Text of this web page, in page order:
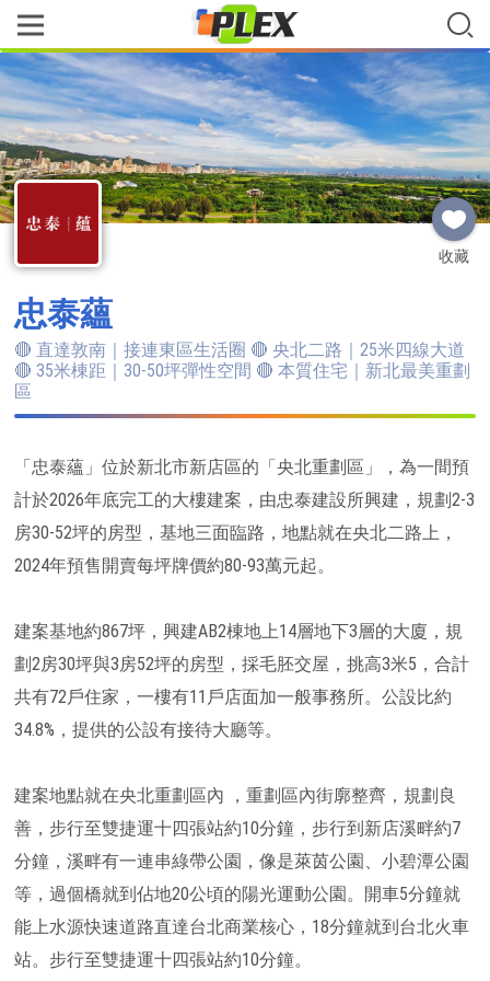
收藏
忠泰蘊
🔴 直達敦南｜接連東區生活圈 🔴 央北二路｜25米四線大道
🔴 35米棟距｜30-50坪彈性空間 🔴 本質住宅｜新北最美重劃
區
「忠泰蘊」位於新北市新店區的「央北重劃區」，為一間預
計於2026年底完工的大樓建案，由忠泰建設所興建，規劃2-3
房30-52坪的房型，基地三面臨路，地點就在央北二路上，
2024年預售開賣每坪牌價約80-93萬元起。
建案基地約867坪，興建AB2棟地上14層地下3層的大廈，規
劃2房30坪與3房52坪的房型，採毛胚交屋，挑高3米5，合計
共有72戶住家，一樓有11戶店面加一般事務所。公設比約
34.8%，提供的公設有接待大廳等。
建案地點就在央北重劃區內 ，重劃區內街廓整齊，規劃良
善，步行至雙捷運十四張站約10分鐘，步行到新店溪畔約7
分鐘，溪畔有一連串綠帶公園，像是萊茵公園、小碧潭公園
等，過個橋就到佔地20公頃的陽光運動公園。開車5分鐘就
能上水源快速道路直達台北商業核心，18分鐘就到台北火車
站。步行至雙捷運十四張站約10分鐘。